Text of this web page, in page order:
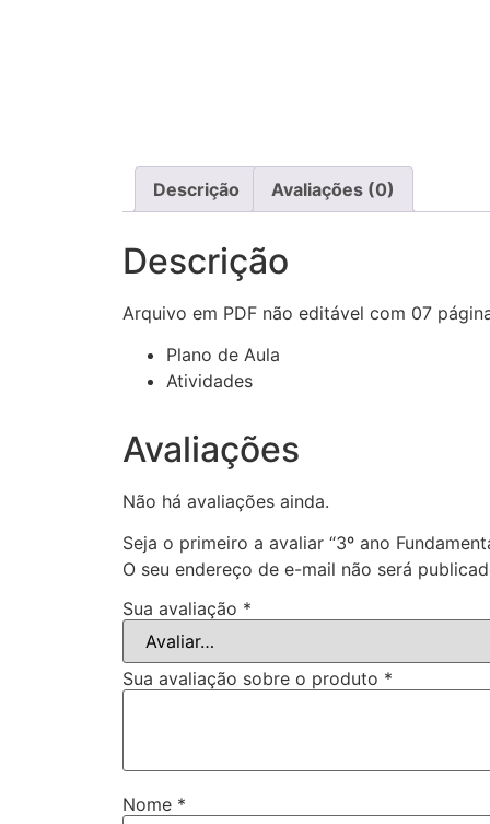
Descrição Avaliações (0)
Descrição
Arquivo em PDF não editável com 07
Plano de Aula
Atividades
Avaliações
Não há avaliações ainda.
Seja o primeiro a avaliar “3º ano
O seu endereço de e-mail não será
Sua avaliação *
Sua avaliação sobre o produto *
Nome *